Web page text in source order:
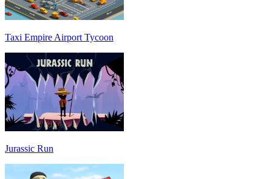
Taxi Empire Airport Tycoon
Jurassic Run